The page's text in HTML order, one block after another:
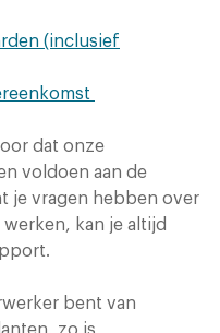
(inclusief
dat onze
voldoen aan de
je vragen hebben over
kan je altijd
bent van